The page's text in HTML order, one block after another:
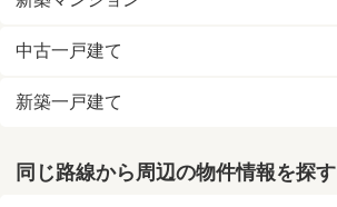
中古一戸建て
新築一戸建て
同じ路線から周辺の物件情報を探す